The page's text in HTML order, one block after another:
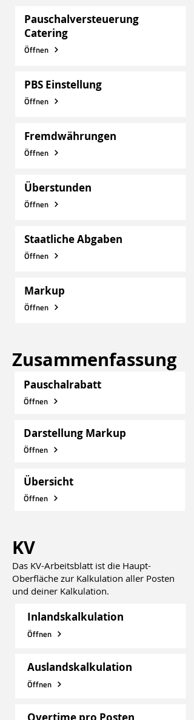
Pauschalversteuerung
Catering
Öffnen
PBS Einstellung
Öffnen
Fremdwährungen
Öffnen
Überstunden
Öffnen
Staatliche Abgaben
Öffnen
Markup
Öffnen
Zusammenfassung
Pauschalrabatt
Öffnen
Darstellung Markup
Öffnen
Übersicht
Öffnen
KV
Das KV-Arbeitsblatt ist die Haupt-
Oberfläche zur Kalkulation aller Posten
und deiner Kalkulation.
Inlandskalkulation
Öffnen
Auslandskalkulation
Öffnen